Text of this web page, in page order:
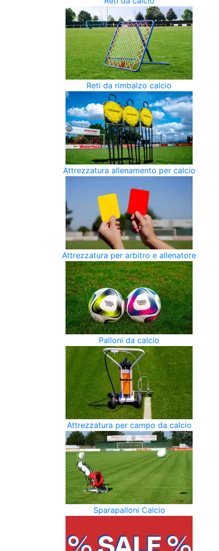
Reti da rimbalzo calcio
Attrezzatura allenamento per calcio
Attrezzatura per arbitro e allenatore
Palloni da calcio
Attrezzatura per campo da calcio
Sparapalloni Calcio